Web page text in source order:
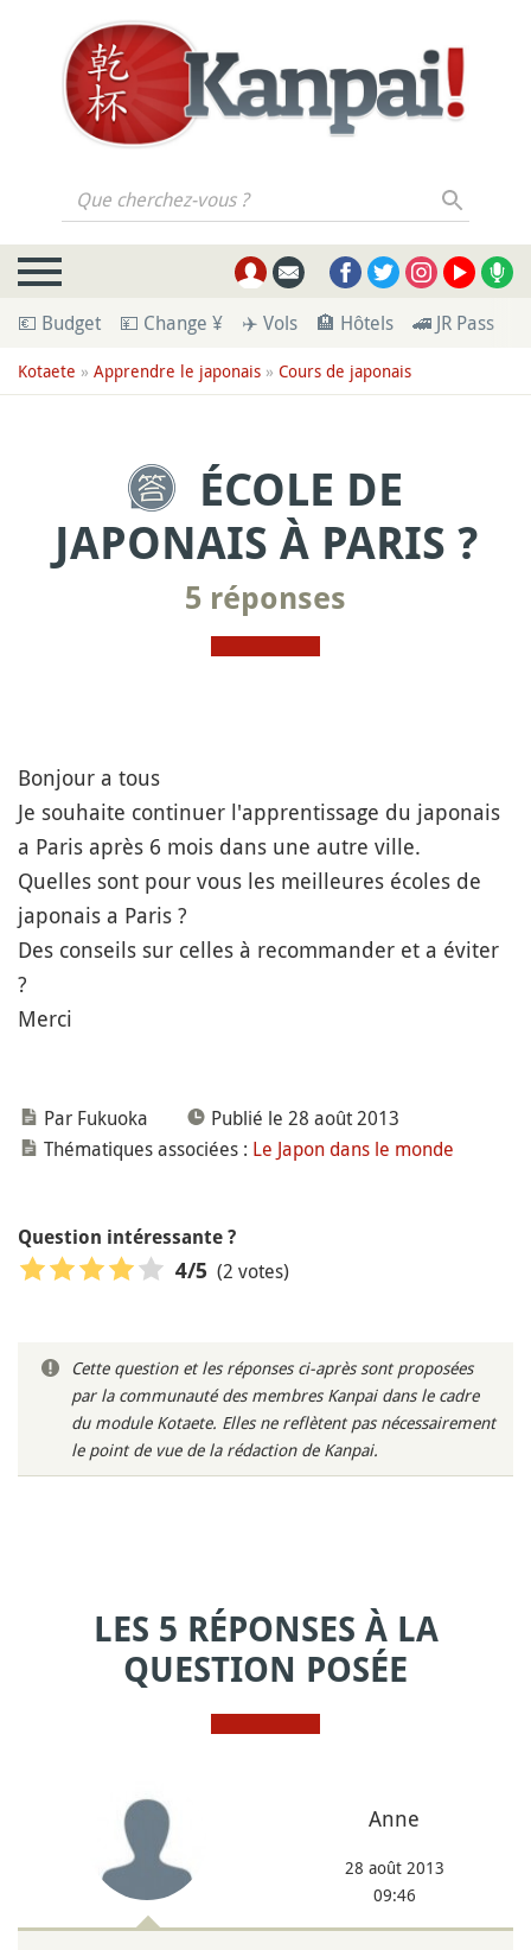
Que cherchez-vous ?
💶 Budget 💴 Change ¥ ✈️ Vols 🏨 Hôtels 🚄 JR Pass
Kotaete » Apprendre le japonais » Cours de japonais
ÉCOLE DE
JAPONAIS À PARIS ?
5 réponses
Bonjour a tous
Je souhaite continuer l'apprentissage du japonais
a Paris après 6 mois dans une autre ville.
Quelles sont pour vous les meilleures écoles de
japonais a Paris ?
Des conseils sur celles à recommander et a éviter
?
Merci
Par Fukuoka
Publié le 28 août 2013
Thématiques associées : Le Japon dans le monde
Question intéressante ?
4/5 (2 votes)
Cette question et les réponses ci-après sont proposées
par la communauté des membres Kanpai dans le cadre
du module Kotaete. Elles ne reflètent pas nécessairement
le point de vue de la rédaction de Kanpai.
LES 5 RÉPONSES À LA
QUESTION POSÉE
Anne
28 août 2013
09:46